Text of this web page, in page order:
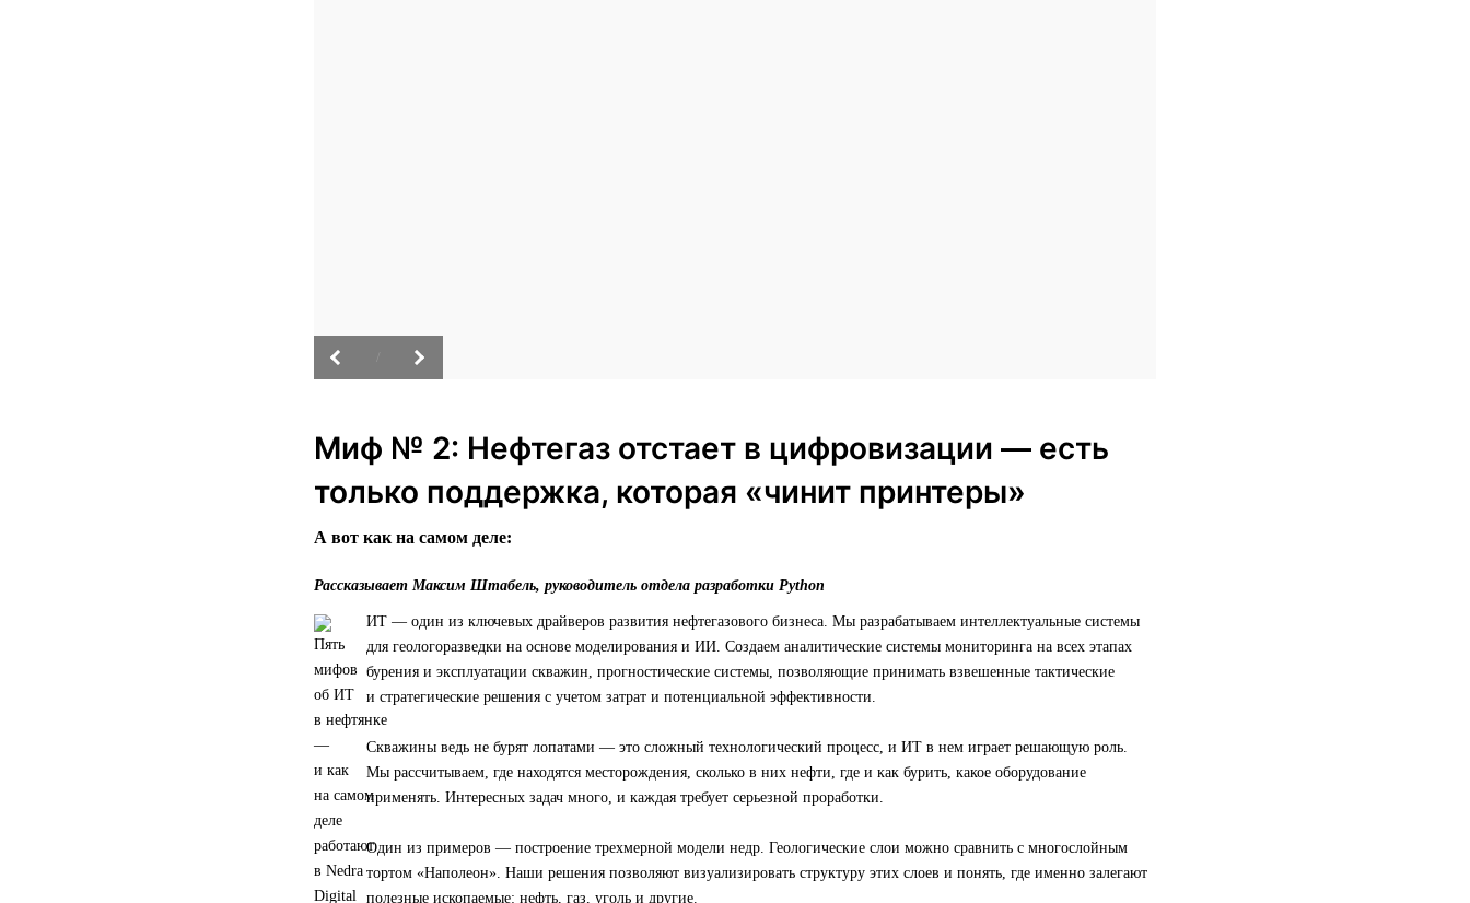
Миф № 2: Нефтегаз отстает в цифровизации — есть
только поддержка, которая «чинит принтеры»
А вот как на самом деле:
Рассказывает Максим Штабель, руководитель отдела разработки Python
ИТ — один из ключевых драйверов развития нефтегазового бизнеса. Мы разрабатываем интеллектуальные системы
для геологоразведки на основе моделирования и ИИ. Создаем аналитические системы мониторинга на всех этапах
бурения и эксплуатации скважин, прогностические системы, позволяющие принимать взвешенные тактические
и стратегические решения с учетом затрат и потенциальной эффективности.
Скважины ведь не бурят лопатами — это сложный технологический процесс, и ИТ в нем играет решающую роль.
Мы рассчитываем, где находятся месторождения, сколько в них нефти, где и как бурить, какое оборудование
применять. Интересных задач много, и каждая требует серьезной проработки.
Один из примеров — построение трехмерной модели недр. Геологические слои можно сравнить с многослойным
тортом «Наполеон». Наши решения позволяют визуализировать структуру этих слоев и понять, где именно залегают
полезные ископаемые: нефть, газ, уголь и другие.